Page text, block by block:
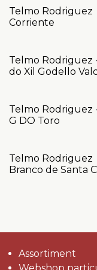
Telmo Rodriguez
Corriente
Telmo Rodriguez
do Xil Godello
Telmo Rodriguez
G DO Toro
Telmo Rodriguez
Branco de Santa
Assortiment